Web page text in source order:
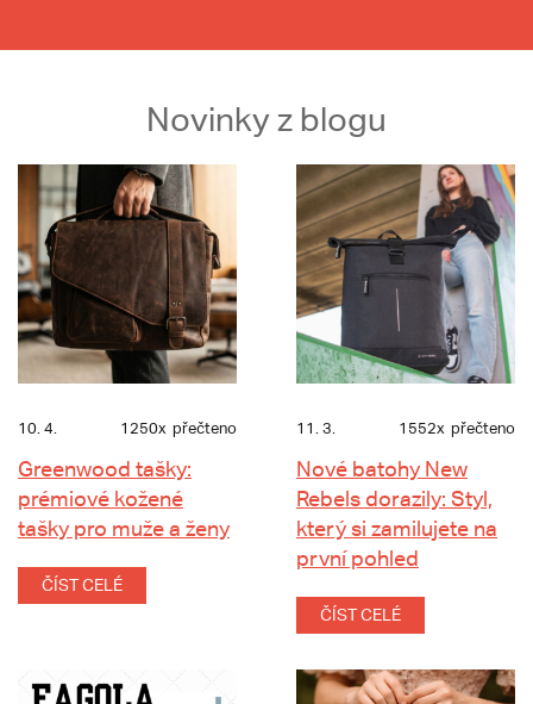
Novinky z blogu
10. 4. 1250x přečteno
Greenwood tašky:
prémiové kožené
tašky pro muže a ženy
ČÍST CELÉ
11. 3. 1552x přečteno
Nové batohy New
Rebels dorazily: Styl,
který si zamilujete na
první pohled
ČÍST CELÉ